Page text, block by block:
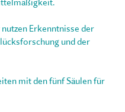
Erkenntnisse der
und der
mit den fünf Säulen für